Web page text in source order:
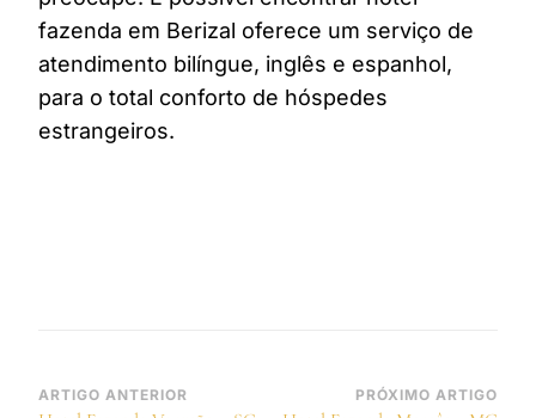
fazenda em Berizal oferece um serviço de
atendimento bilíngue, inglês e espanhol,
para o total conforto de hóspedes
estrangeiros.
Navegação
ARTIGO ANTERIOR PRÓXIMO ARTIGO